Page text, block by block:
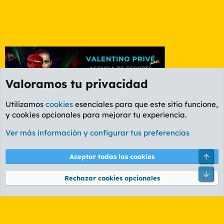
Foro General
Cookies
PL OLDSTYLE AMARILLO
Términos y reglas Política de privacidad Ayuda
Community platform by XenForo® © 2010-2026 XenForo Ltd.
Valoramos tu privacidad
Utilizamos cookies esenciales para que este sitio funcione,
y cookies opcionales para mejorar tu experiencia.
Ver más información y configurar tus preferencias
Aceptar todas las cookies
Rechazar cookies opcionales
Pie